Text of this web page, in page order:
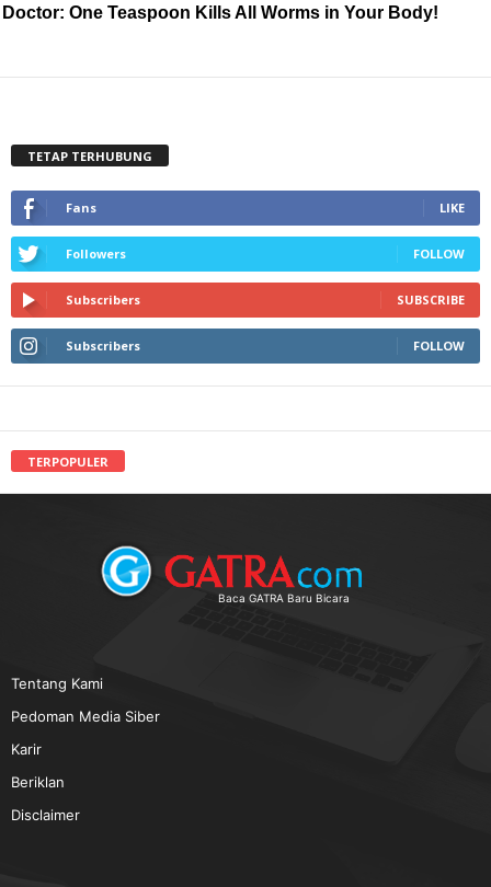
Doctor: One Teaspoon Kills All Worms in Your Body!
TETAP TERHUBUNG
Fans LIKE
Followers FOLLOW
Subscribers SUBSCRIBE
Subscribers FOLLOW